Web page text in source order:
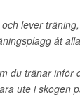
lever
åt
du tränar inför
ute i skogen